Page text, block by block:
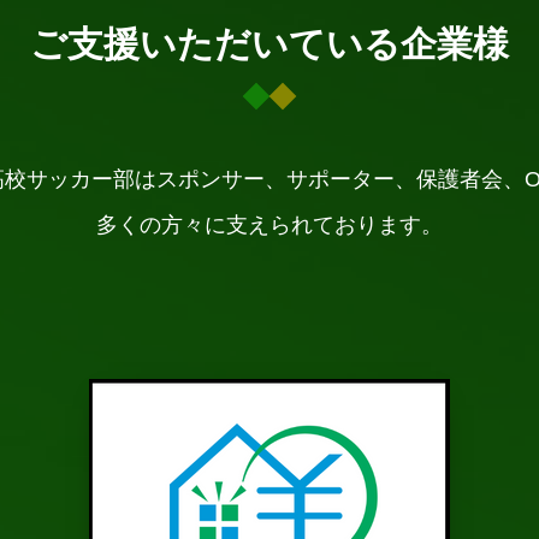
ご支援いただいている企業様
サッカー部はスポンサー、サポーター、保護者会、
多くの方々に支えられております。